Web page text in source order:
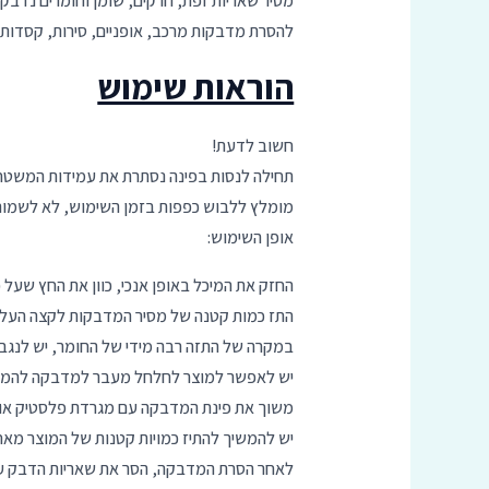
להסרת מדבקות מרכב, אופניים, סירות,
הוראות שימוש
חשוב לדעת!
תחילה לנסות בפינה נסתרת את עמידות
מומלץ ללבוש כפפות בזמן השימוש, לא
אופן השימוש:
החזק את המיכל באופן אנכי, כוון את החץ שעל
התז כמות קטנה של מסיר המדבקות לקצה
במקרה של התזה רבה מידי של החומר, יש לנגב
יש לאפשר למוצר לחלחל מעבר למדבקה להמסת הדבק ולהמתין 3-5
משוך את פינת המדבקה עם מגרדת פלסטיק
יש להמשיך להתיז כמויות קטנות של המוצר
לאחר הסרת המדבקה, הסר את שאריות הדבק